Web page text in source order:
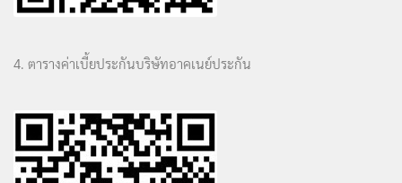
4. ตารางค่าเบี้ยประกันบริษัทอาคเนย์ประกัน